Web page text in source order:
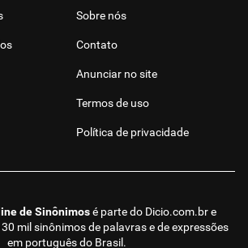
de Sinônimosé parte do Dicio.com.bre
mil sinônimos de palavras e de expressões
em português do Brasil.
Sobre nós
Contato
Anunciar no site
Termos de uso
Política de privacidade